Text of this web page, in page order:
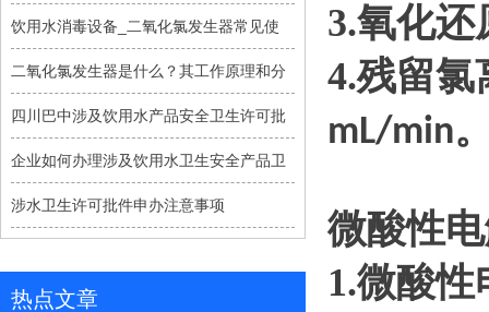
饮用水消毒设备_二氧化氯发生器常见使
二氧化氯发生器是什么？其工作原理和分
四川巴中涉及饮用水产品安全卫生许可批
企业如何办理涉及饮用水卫生安全产品卫
涉水卫生许可批件申办注意事项
热点文章
3.氧化还
4.残留氯
mL/min
微酸性
1.微酸